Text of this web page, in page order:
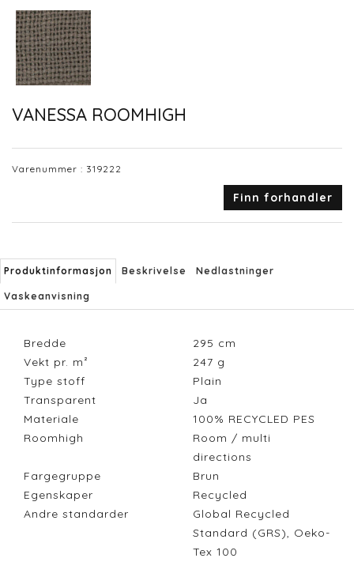
VANESSA ROOMHIGH
Varenummer : 319222
Finn forhandler
Produktinformasjon Beskrivelse Nedlastninger
Vaskeanvisning
Bredde 295 cm
Vekt pr. m²
247 g
Type stoff
Plain
Transparent
Ja
Materiale
100% RECYCLED PES
Roomhigh
Room / multi
directions
Fargegruppe
Brun
Egenskaper
Recycled
Andre standarder
Global Recycled
Standard (GRS), Oeko-
Tex 100